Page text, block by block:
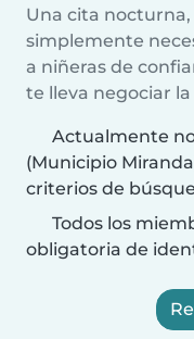
Una cita
simplemente
a niñeras de
te lleva negociar
Actualmente
(Municipio
criterios de
Todos los
obligatoria de